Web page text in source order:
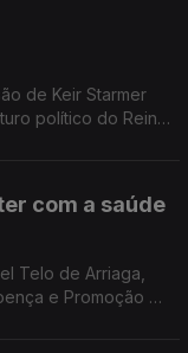
de Keir Starmer
político do Reino
com a saúde
Telo de Arriaga,
e Promoção da